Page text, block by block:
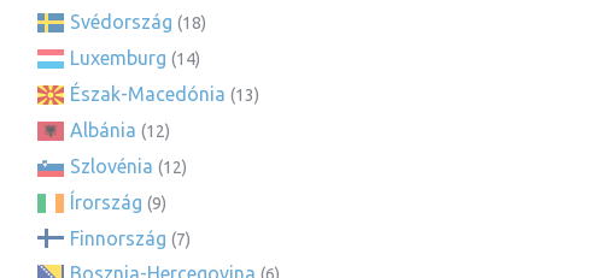
Svédország (18)
Luxemburg (14)
Észak-Macedónia (13)
Albánia (12)
Szlovénia (12)
Írország (9)
Finnország (7)
Bosznia-Hercegovina